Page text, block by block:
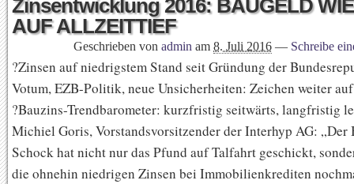
Zinsentwicklung 2016: BAUGELD
AUF ALLZEITTIEF
Geschrieben von admin am 8. Juli 2016 — Schreibe
?Zinsen auf niedrigstem Stand seit Gründung der
Votum, EZB-Politik, neue Unsicherheiten: Zeichen weiter
?Bauzins-Trendbarometer: kurzfristig seitwärts, langfristig
Michiel Goris, Vorstandsvorsitzender der Interhyp AG: „Der
Schock hat nicht nur das Pfund auf Talfahrt geschickt,
die ohnehin niedrigen Zinsen bei Immobilienkrediten